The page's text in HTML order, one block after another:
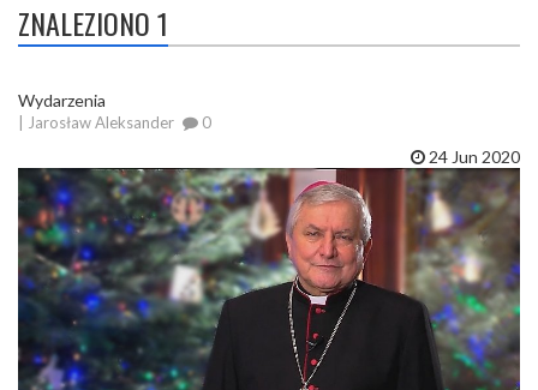
ZNALEZIONO 1
Wydarzenia
| Jarosław Aleksander 0
24 Jun 2020